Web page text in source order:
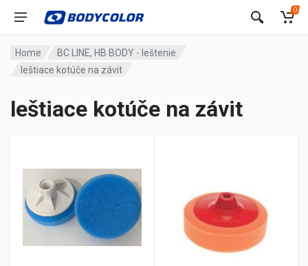
0
Home
BC LINE, HB BODY - leštenie
leštiace kotúče na závit
leštiace kotúče na závit